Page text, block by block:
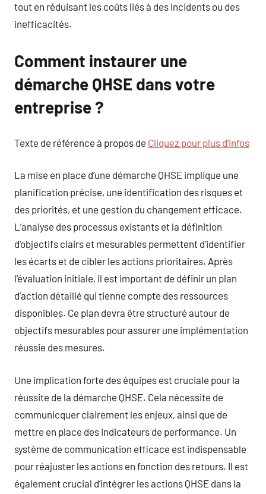
tout en réduisant les coûts liés à des incidents ou des
inefficacités.
Comment instaurer une
démarche QHSE dans votre
entreprise ?
Texte de référence à propos de Cliquez pour plus d’infos
La mise en place d’une démarche QHSE implique une
planification précise, une identification des risques et
des priorités, et une gestion du changement efficace.
L’analyse des processus existants et la définition
d’objectifs clairs et mesurables permettent d’identifier
les écarts et de cibler les actions prioritaires. Après
l’évaluation initiale, il est important de définir un plan
d’action détaillé qui tienne compte des ressources
disponibles. Ce plan devra être structuré autour de
objectifs mesurables pour assurer une implémentation
réussie des mesures.
Une implication forte des équipes est cruciale pour la
réussite de la démarche QHSE. Cela nécessite de
communicquer clairement les enjeux, ainsi que de
mettre en place des indicateurs de performance. Un
système de communication efficace est indispensable
pour réajuster les actions en fonction des retours. Il est
également crucial d’intégrer les actions QHSE dans la